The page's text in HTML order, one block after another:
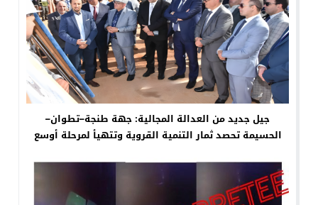
جيل جديد من العدالة المجالية: جهة طنجة–تطوان–
الحسيمة تحصد ثمار التنمية القروية وتتهيأ لمرحلة أوسع